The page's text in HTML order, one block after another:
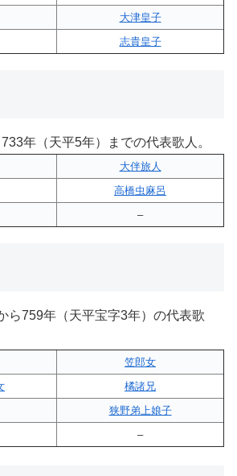
大津皇子
志貴皇子
年（天平5年）までの代表歌人。
大伴旅人
高橋虫麻呂
–
ら759年（天平宝字3年）の代表歌
笠郎女
橘諸兄
狭野弟上娘子
–